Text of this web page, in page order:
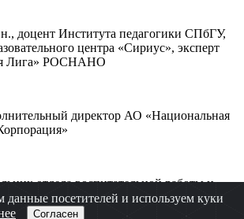
доцент Института педагогики СПбГУ,
центра «Сириус», эксперт
Лига» РОСНАНО
директор АО «Национальная
отдела воспитательной работы и
Комитета по образованию
посетителей и используем куки
Согласен